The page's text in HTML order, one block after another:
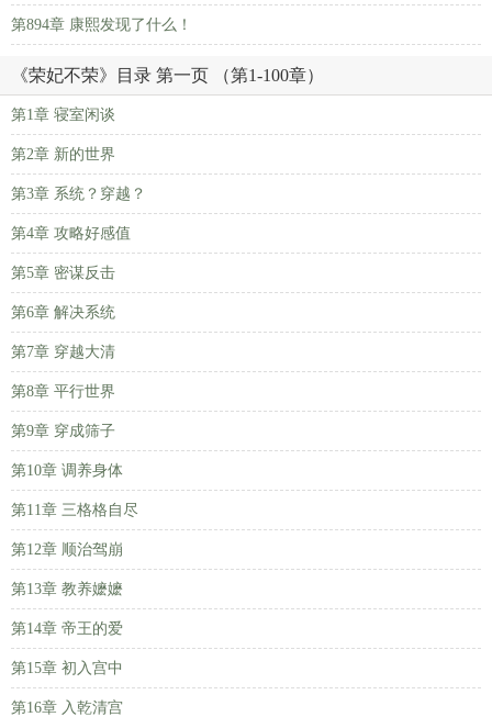
第894章 康熙发现了什么！
《荣妃不荣》目录 第一页 （第1-100章）
第1章 寝室闲谈
第2章 新的世界
第3章 系统？穿越？
第4章 攻略好感值
第5章 密谋反击
第6章 解决系统
第7章 穿越大清
第8章 平行世界
第9章 穿成筛子
第10章 调养身体
第11章 三格格自尽
第12章 顺治驾崩
第13章 教养嬷嬷
第14章 帝王的爱
第15章 初入宫中
第16章 入乾清宫